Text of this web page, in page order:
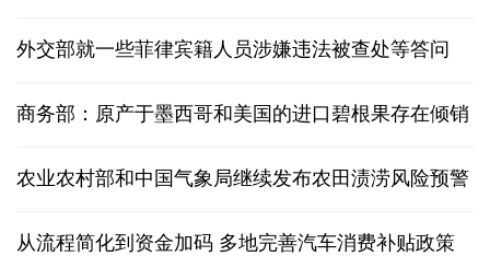
外交部就一些菲律宾籍人员涉嫌违法被查处等答问
商务部：原产于墨西哥和美国的进口碧根果存在倾销
农业农村部和中国气象局继续发布农田渍涝风险预警
从流程简化到资金加码 多地完善汽车消费补贴政策